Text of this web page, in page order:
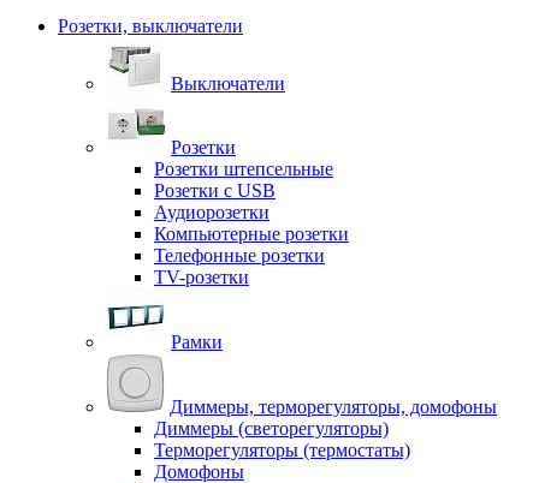
Розетки, выключатели
Выключатели
Розетки
Розетки штепсельные
Розетки с USB
Аудиорозетки
Компьютерные розетки
Телефонные розетки
TV-розетки
Рамки
Диммеры, терморегуляторы, домофоны
Диммеры (светорегуляторы)
Терморегуляторы (термостаты)
Домофоны